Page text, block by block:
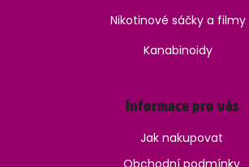
Nikotinové sáčky a filmy
Kanabinoidy
Informace pro vás
Jak nakupovat